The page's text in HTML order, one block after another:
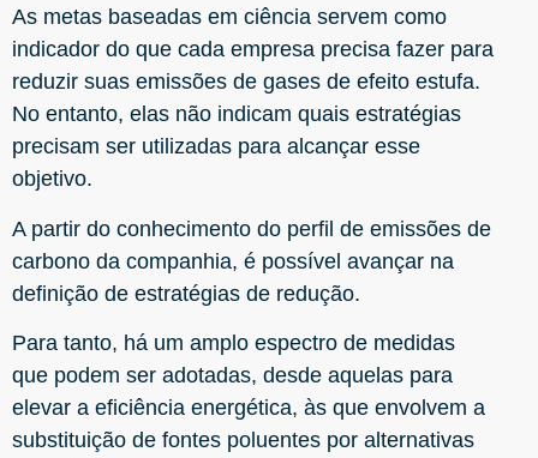
As metas baseadas em ciência servem como
indicador do que cada empresa precisa fazer para
reduzir suas emissões de gases de efeito estufa.
No entanto, elas não indicam quais estratégias
precisam ser utilizadas para alcançar esse
objetivo.
A partir do conhecimento do perfil de emissões de
carbono da companhia, é possível avançar na
definição de estratégias de redução.
Para tanto, há um amplo espectro de medidas
que podem ser adotadas, desde aquelas para
elevar a eficiência energética, às que envolvem a
substituição de fontes poluentes por alternativas